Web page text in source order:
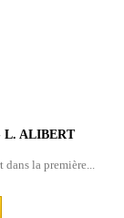
L. ALIBERT
la première...